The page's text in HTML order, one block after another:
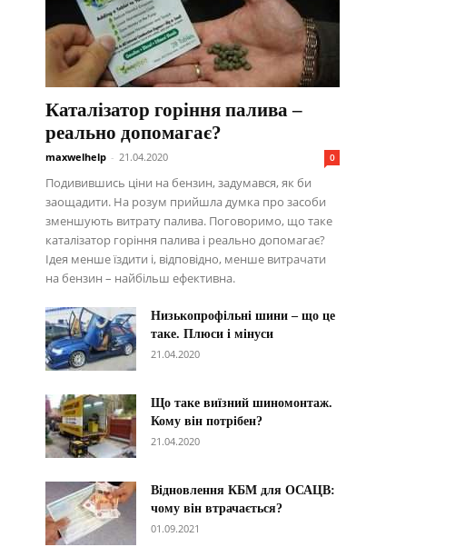
Каталізатор горіння палива –
реально допомагає?
maxwelhelp - 21.04.2020 0
Подивившись ціни на бензин, задумався, як би
заощадити. На розум прийшла думка про засоби
зменшують витрату палива. Поговоримо, що таке
каталізатор горіння палива і реально допомагає?
Ідея менше їздити і, відповідно, менше витрачати
на бензин – найбільш ефективна.
Низькопрофільні шини – що це
таке. Плюси і мінуси
21.04.2020
Що таке виїзний шиномонтаж.
Кому він потрібен?
21.04.2020
Відновлення КБМ для ОСАЦВ:
чому він втрачається?
01.09.2021